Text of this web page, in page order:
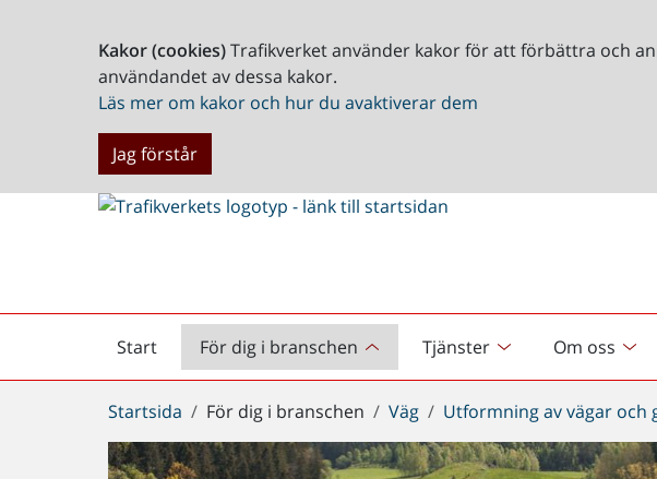
Kakor (cookies)Trafikverket använder kakor för att förbättra och
användandet av dessa kakor.
Läs mer om kakor och hur du avaktiverar dem
Jag förstår
Start
Startsida För dig i branschen Tjänster Om oss
Du
är
här:
Startsida För dig i branschen Väg Utformning av vägar och